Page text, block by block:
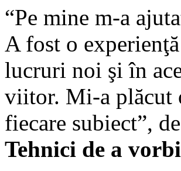
“Pe mine m-a
A fost o
lucruri noi şi în
viitor. Mi-a plăcut
fiecare subiect”,
Tehnici de a